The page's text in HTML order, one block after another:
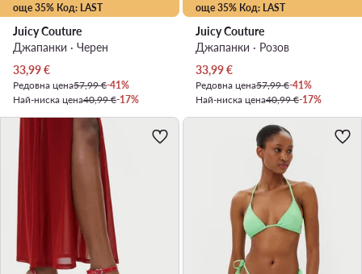
още 35% Код: LAST
Juicy Couture
Джапанки · Черен
Актуална цена
33,99€
Редовна цена57,99 €-41%
Най-ниска цена40,99 €-17%
още 35% Код: LAST
Juicy Couture
Джапанки · Розов
Актуална цена
33,99€
Редовна цена57,99 €-41%
Най-ниска цена40,99 €-17%